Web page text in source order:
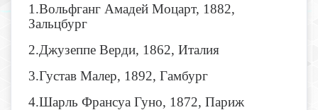
1.Вольфганг Амадей Моцарт, 1882,
Зальцбург
2.Джузеппе Верди, 1862, Италия
3.Густав Малер, 1892, Гамбург
4.Шарль Франсуа Гуно, 1872, Париж